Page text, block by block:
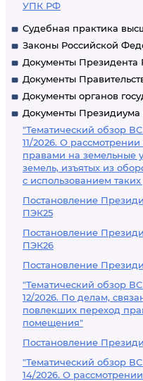
УПК РФ
Судебная практика
Законы Российской
Документы
Документы
Документы органов
Документы
"Тематический обзор
11/2026. О
правами на земельные
земель, изъятых из
с использованием таких
Постановление
ПЭК25
Постановление
ПЭК26
Постановление
"Тематический обзор
12/2026. По делам,
повлекших переход
помещения"
Постановление
"Тематический обзор
14/2026. О